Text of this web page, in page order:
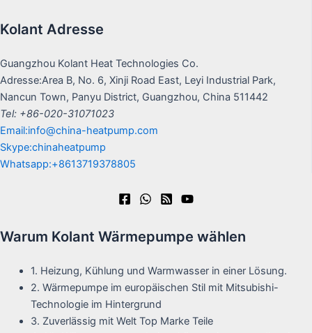
Kolant Adresse
Guangzhou Kolant Heat Technologies Co.
Adresse:Area B, No. 6, Xinji Road East, Leyi Industrial Park,
Nancun Town, Panyu District, Guangzhou, China 511442
Tel: +86-020-31071023
Email:info@china-heatpump.com
Skype:chinaheatpump
Whatsapp:+8613719378805
Warum Kolant Wärmepumpe wählen
1. Heizung, Kühlung und Warmwasser in einer Lösung.
2. Wärmepumpe im europäischen Stil mit Mitsubishi-
Technologie im Hintergrund
3. Zuverlässig mit Welt Top Marke Teile